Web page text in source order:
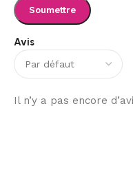
Avis
Il n’y a pas encore